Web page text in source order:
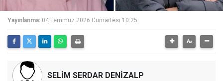
Yayınlanma: 04 Temmuz 2026 Cumartesi 10:25
SELİM SERDAR DENİZALP